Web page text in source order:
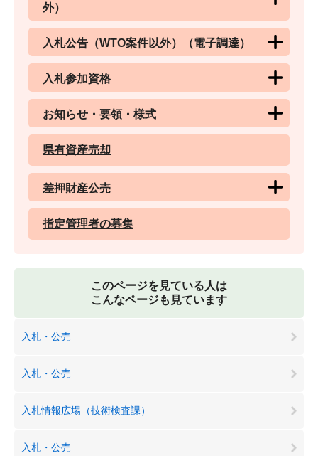
外）
入札公告（WTO案件以外）（電子調達）
入札参加資格
お知らせ・要領・様式
県有資産売却
差押財産公売
指定管理者の募集
このページを見ている人は
こんなページも見ています
入札・公売
入札・公売
入札情報広場（技術検査課）
入札・公売